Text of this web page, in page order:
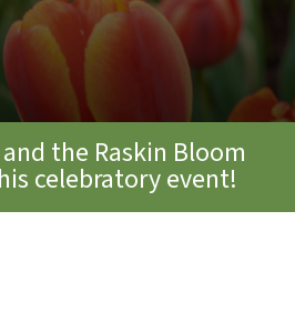
the Raskin Bloom
celebratory event!